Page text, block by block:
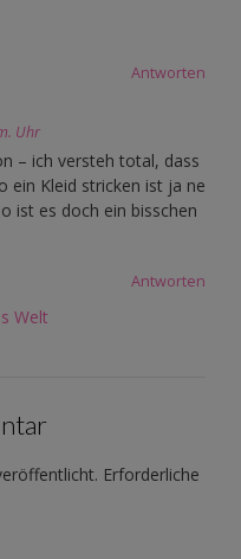
Antworten
Uhr
– ich versteh total, dass
ein Kleid stricken ist ja ne
ist es doch ein bisschen
Antworten
Welt
Erforderliche